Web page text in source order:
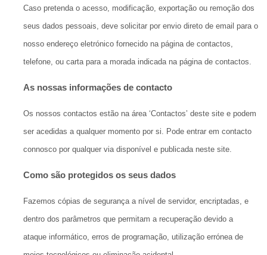
Caso pretenda o acesso, modificação, exportação ou remoção dos
seus dados pessoais, deve solicitar por envio direto de email para o
nosso endereço eletrónico fornecido na página de contactos,
telefone, ou carta para a morada indicada na página de contactos.
As nossas informações de contacto
Os nossos contactos estão na área ‘Contactos’ deste site e podem
ser acedidas a qualquer momento por si. Pode entrar em contacto
connosco por qualquer via disponível e publicada neste site.
Como são protegidos os seus dados
Fazemos cópias de segurança a nível de servidor, encriptadas, e
dentro dos parâmetros que permitam a recuperação devido a
ataque informático, erros de programação, utilização errónea de